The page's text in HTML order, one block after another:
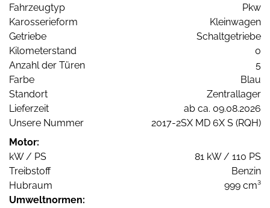
Fahrzeugtyp
Pkw
Karosserieform
Kleinwagen
Getriebe
Schaltgetriebe
Kilometerstand
0
Anzahl der Türen
5
Farbe
Blau
Standort
Zentrallager
Lieferzeit
ab ca. 09.08.2026
Unsere Nummer
2017-2SX MD 6X S (RQH)
Motor:
kW / PS
81 kW / 110 PS
Treibstoff
Benzin
Hubraum
999 cm³
Umweltnormen: